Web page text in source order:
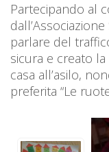
Partecipando al
parlare del
sicura e creato
casa all’asilo,
preferita “Le